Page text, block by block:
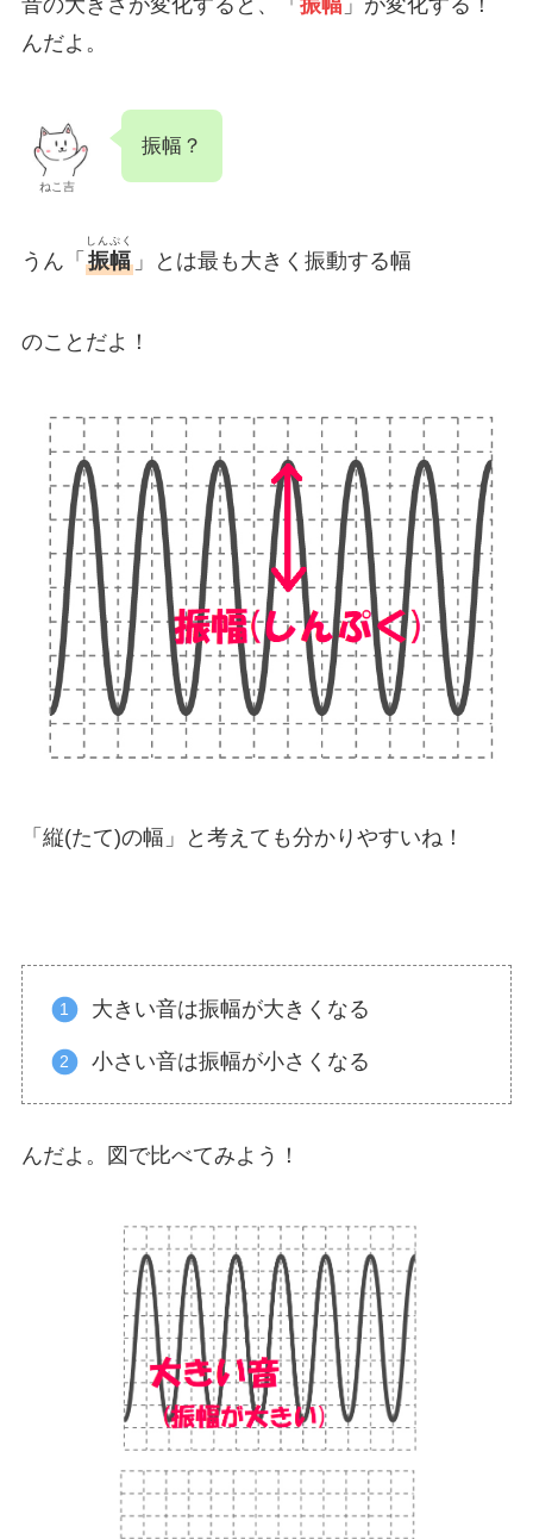
んだよ。
ねこ吉
振幅？
うん「 振幅
しんぷく
」とは最も大きく振動する幅
のことだよ！
「縦(たて)の幅」と考えても分かりやすいね！
大きい音は振幅が大きくなる
小さい音は振幅が小さくなる
んだよ。図で比べてみよう！